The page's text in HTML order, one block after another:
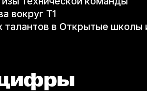
вокруг Т1
талантов в Открытые школы